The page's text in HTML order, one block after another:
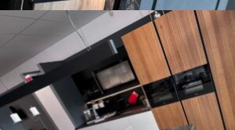
Küche 2